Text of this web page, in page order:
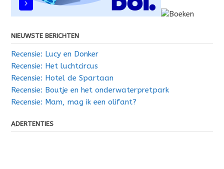
NIEUWSTE BERICHTEN
Recensie: Lucy en Donker
Recensie: Het luchtcircus
Recensie: Hotel de Spartaan
Recensie: Boutje en het onderwaterpretpark
Recensie: Mam, mag ik een olifant?
ADERTENTIES